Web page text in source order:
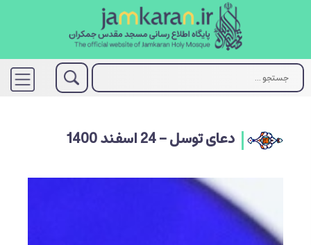
دعای توسل - 24 اسفند 1400